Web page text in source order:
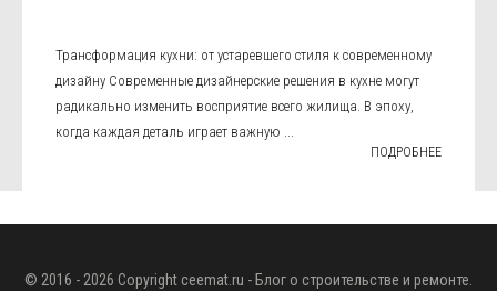
Трансформация кухни: от устаревшего стиля к современному
дизайну Современные дизайнерские решения в кухне могут
радикально изменить восприятие всего жилища. В эпоху,
когда каждая деталь играет важную ...
ПОДРОБНЕЕ
© 2016 - 2026 Copyright ceemat.ru - Блог о строительстве и ремонте.